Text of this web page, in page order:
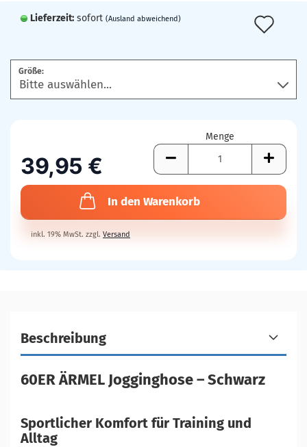
Lieferzeit: sofort (Ausland abweichend)
Größe:
39,95 €
Menge
In den Warenkorb
inkl. 19% MwSt. zzgl. Versand
Beschreibung
60ER ÄRMEL Jogginghose – Schwarz
Sportlicher Komfort für Training und
Alltag